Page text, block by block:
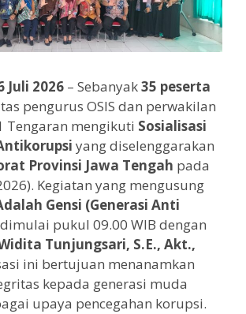
Juli 2026 – Sebanyak35 peserta
pengurus OSIS dan perwakilan
Tengaran mengikuti Sosialisasi
yang diselenggarakan
Provinsi Jawa Tengah pada
Kegiatan yang mengusung
Gensi (Generasi Anti
pukul 09.00 WIB dengan
Tunjungsari, S.E., Akt.,
ini bertujuan menanamkan
kepada generasi muda
upaya pencegahan korupsi.